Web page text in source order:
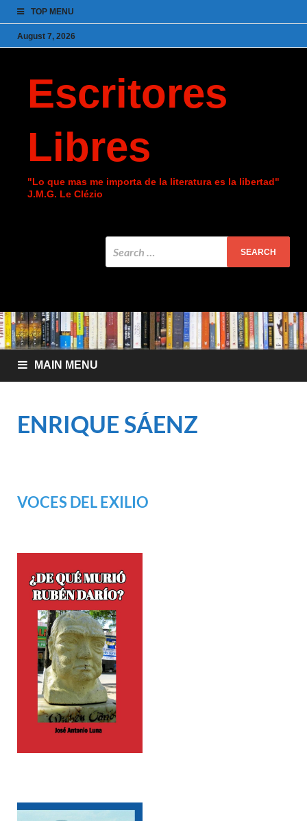
TOP MENU
August 7, 2026
Escritores
Libres
"Lo que mas me importa de la literatura es la libertad"
J.M.G. Le Clézio
MAIN MENU
ENRIQUE SÁENZ
VOCES DEL EXILIO